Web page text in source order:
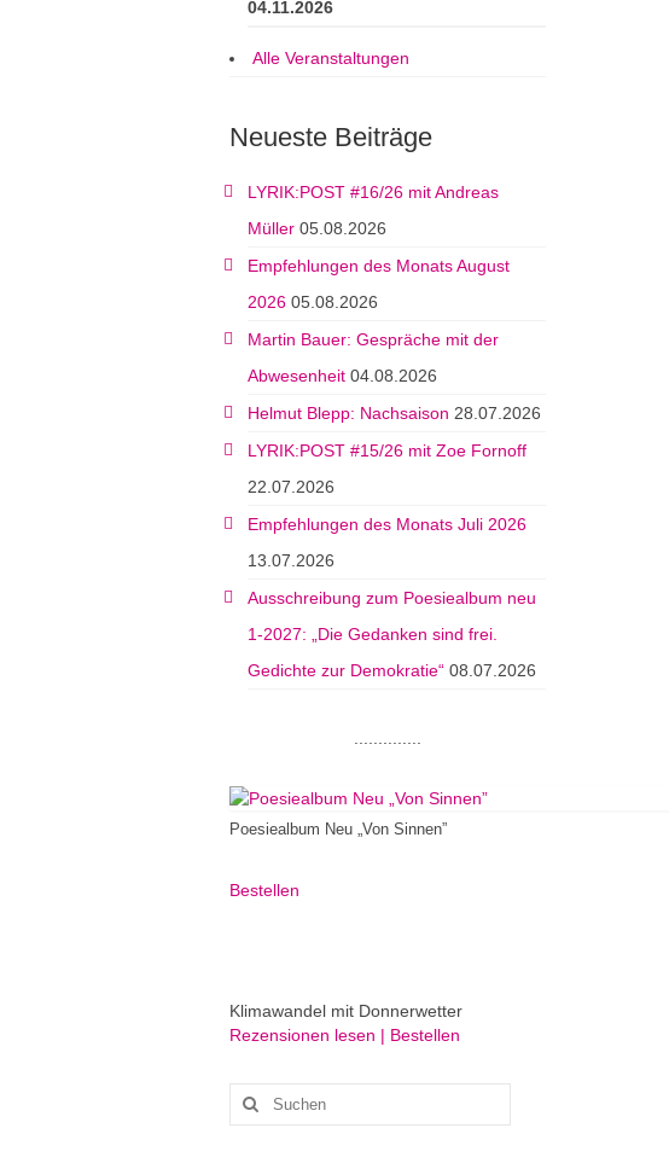
04.11.2026
Alle Veranstaltungen
Neueste Beiträge
LYRIK:POST #16/26 mit Andreas
Müller 05.08.2026
Empfehlungen des Monats August
2026 05.08.2026
Martin Bauer: Gespräche mit der
Abwesenheit 04.08.2026
Helmut Blepp: Nachsaison 28.07.2026
LYRIK:POST #15/26 mit Zoe Fornoff
22.07.2026
Empfehlungen des Monats Juli 2026
13.07.2026
Ausschreibung zum Poesiealbum neu
1-2027: „Die Gedanken sind frei.
Gedichte zur Demokratie“ 08.07.2026
Poesiealbum Neu „Von Sinnen”
Bestellen
Klimawandel mit Donnerwetter
Rezensionen lesen | Bestellen
Suchen
nach: